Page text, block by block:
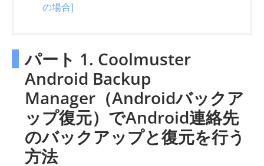
の場合]
パート 1. Coolmuster
Android Backup
Manager（Androidバックア
ップ復元）でAndroid連絡先
のバックアップと復元を行う
方法